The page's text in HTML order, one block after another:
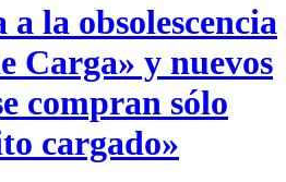
la obsolescencia
Carga» y nuevos
compran sólo
cargado»